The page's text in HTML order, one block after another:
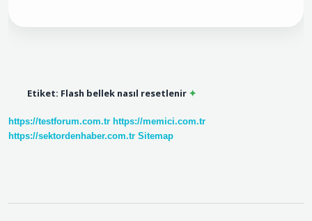
Etiket: Flash bellek nasıl resetlenir
https://testforum.com.tr https://memici.com.tr
https://sektordenhaber.com.tr Sitemap